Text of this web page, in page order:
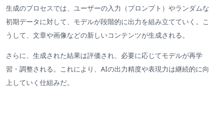
生成のプロセスでは、ユーザーの入力（プロンプト）やランダムな
初期データに対して、モデルが段階的に出力を組み立てていく。こ
うして、文章や画像などの新しいコンテンツが生成される。
さらに、生成された結果は評価され、必要に応じてモデルが再学
習・調整される。これにより、AIの出力精度や表現力は継続的に向
上していく仕組みだ。